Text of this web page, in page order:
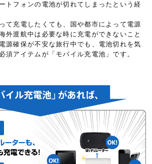
トフォンの電池が切れてしまったという経
て充電したくても、国や都市によって電源
外渡航中は必要な時に充電ができないこと
源確保が不安な旅行中でも、電池切れを気
須アイテムが「モバイル充電池」です。